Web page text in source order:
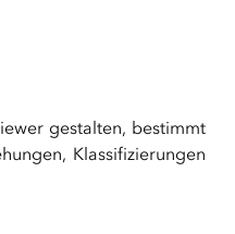
gestalten, bestimmt
Klassifizierungen